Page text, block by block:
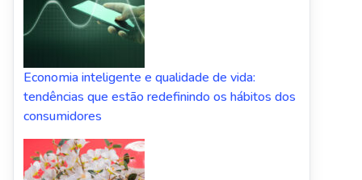
Economia inteligente e qualidade de vida:
tendências que estão redefinindo os hábitos dos
consumidores